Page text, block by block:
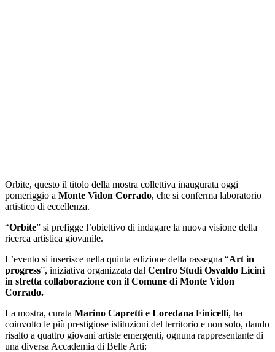
Orbite, questo il titolo della mostra collettiva inaugurata oggi
pomeriggio a Monte Vidon Corrado, che si conferma laboratorio
artistico di eccellenza.
“Orbite” si prefigge l’obiettivo di indagare la nuova visione della
ricerca artistica giovanile.
L’evento si inserisce nella quinta edizione della rassegna “Art in
progress”, iniziativa organizzata dal Centro Studi Osvaldo Licini
in stretta collaborazione con il Comune di Monte Vidon
Corrado.
La mostra, curata Marino Capretti e Loredana Finicelli, ha
coinvolto le più prestigiose istituzioni del territorio e non solo, dando
risalto a quattro giovani artiste emergenti, ognuna rappresentante di
una diversa Accademia di Belle Arti: